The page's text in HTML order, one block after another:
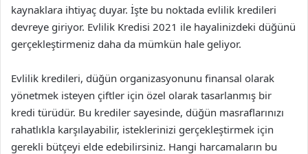
kaynaklara ihtiyaç duyar. İşte bu noktada evlilik kredileri
devreye giriyor. Evlilik Kredisi 2021 ile hayalinizdeki düğünü
gerçekleştirmeniz daha da mümkün hale geliyor.
Evlilik kredileri, düğün organizasyonunu finansal olarak
yönetmek isteyen çiftler için özel olarak tasarlanmış bir
kredi türüdür. Bu krediler sayesinde, düğün masraflarınızı
rahatlıkla karşılayabilir, isteklerinizi gerçekleştirmek için
gerekli bütçeyi elde edebilirsiniz. Hangi harcamaların bu